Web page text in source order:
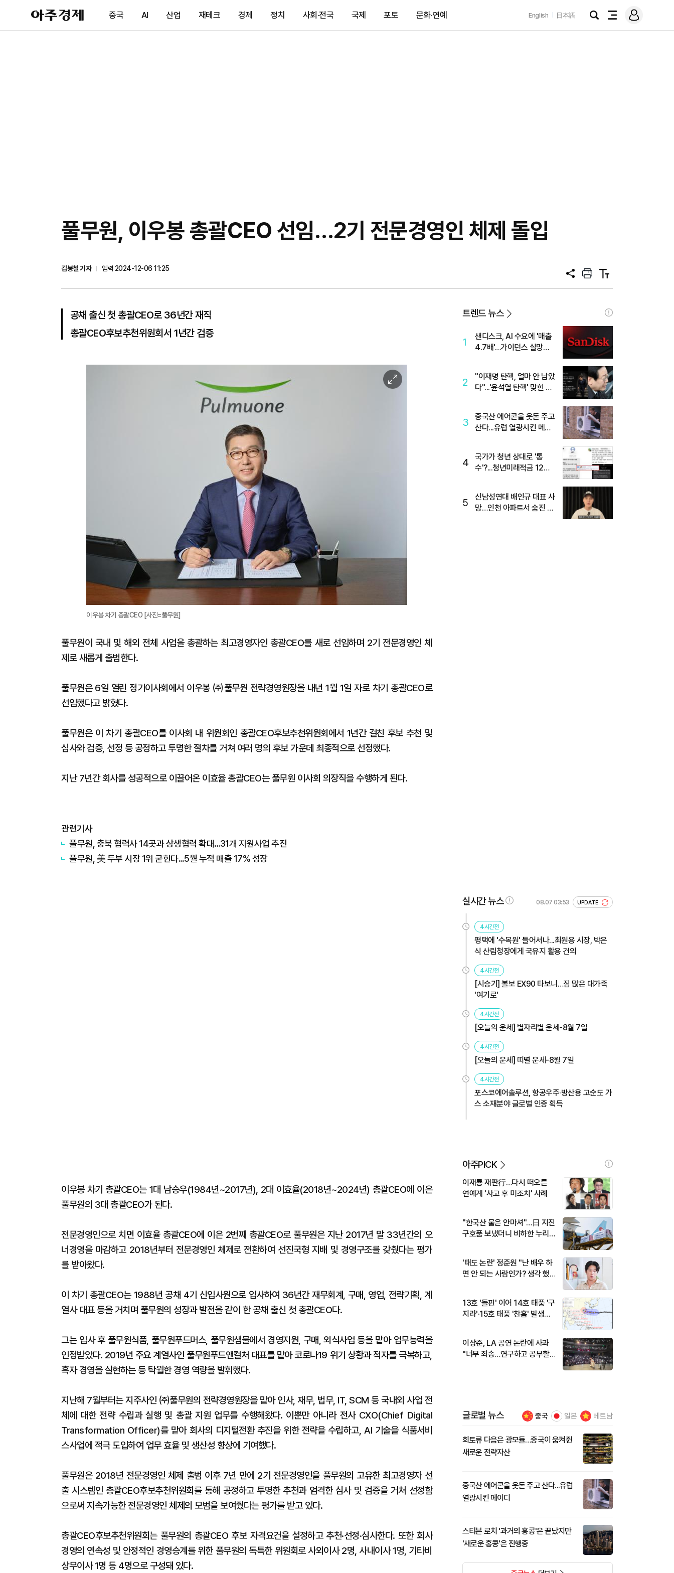
아
주
제
중국 AI 산업 재테크 경제 정치 사회·전국 국제 포토 문화·연예 English 日本語
검
전
메
그
풀무원, 이우봉 총괄CEO 선임…2기 전문경영인 체제 돌입
김봉철 기자
입력 2024-12-06 11:25
공
프
트
텍
트
공채 출신 첫 총괄CEO로 36년간 재직
총괄CEO후보추천위원회서 1년간 검증
이
미
이우봉 차기 총괄CEO [사진=풀무원]
풀무원이 국내 및 해외 전체 사업을 총괄하는 최고경영자인 총괄CEO를 새로 선임하며 2기 전문경영인 체
제로 새롭게 출범한다.
풀무원은 6일 열린 정기이사회에서 이우봉 ㈜풀무원 전략경영원장을 내년 1월 1일 자로 차기 총괄CEO로
선임했다고 밝혔다.
풀무원은 이 차기 총괄CEO를 이사회 내 위원회인 총괄CEO후보추천위원회에서 1년간 걸친 후보 추천 및
심사와 검증, 선정 등 공정하고 투명한 절차를 거쳐 여러 명의 후보 가운데 최종적으로 선정했다.
지난 7년간 회사를 성공적으로 이끌어온 이효율 총괄CEO는 풀무원 이사회 의장직을 수행하게 된다.
관련기사
풀무원, 충북 협력사 14곳과 상생협력 확대…31개 지원사업 추진
풀무원, 美 두부 시장 1위 굳힌다…5월 누적 매출 17% 성장
이우봉 차기 총괄CEO는 1대 남승우(1984년~2017년), 2대 이효율(2018년~2024년) 총괄CEO에 이은
풀무원의 3대 총괄CEO가 된다.
전문경영인으로 치면 이효율 총괄CEO에 이은 2번째 총괄CEO로 풀무원은 지난 2017년 말 33년간의 오
너경영을 마감하고 2018년부터 전문경영인 체제로 전환하여 선진국형 지배 및 경영구조를 갖췄다는 평가
를 받아왔다.
이 차기 총괄CEO는 1988년 공채 4기 신입사원으로 입사하여 36년간 재무회계, 구매, 영업, 전략기획, 계
열사 대표 등을 거치며 풀무원의 성장과 발전을 같이 한 공채 출신 첫 총괄CEO다.
그는 입사 후 풀무원식품, 풀무원푸드머스, 풀무원샘물에서 경영지원, 구매, 외식사업 등을 맡아 업무능력을
인정받았다. 2019년 주요 계열사인 풀무원푸드앤컬처 대표를 맡아 코로나19 위기 상황과 적자를 극복하고,
흑자 경영을 실현하는 등 탁월한 경영 역량을 발휘했다.
지난해 7월부터는 지주사인 ㈜풀무원의 전략경영원장을 맡아 인사, 재무, 법무, IT, SCM 등 국내외 사업 전
체에 대한 전략 수립과 실행 및 총괄 지원 업무를 수행해왔다. 이뿐만 아니라 전사 CXO(Chief Digital
Transformation Officer)를 맡아 회사의 디지털전환 추진을 위한 전략을 수립하고, AI 기술을 식품서비
스사업에 적극 도입하여 업무 효율 및 생산성 향상에 기여했다.
풀무원은 2018년 전문경영인 체제 출범 이후 7년 만에 2기 전문경영인을 풀무원의 고유한 최고경영자 선
출 시스템인 총괄CEO후보추천위원회를 통해 공정하고 투명한 추천과 엄격한 심사 및 검증을 거쳐 선정함
으로써 지속가능한 전문경영인 체제의 모범을 보여줬다는 평가를 받고 있다.
총괄CEO후보추천위원회는 풀무원의 총괄CEO 후보 자격요건을 설정하고 추천·선정·심사한다. 또한 회사
경영의 연속성 및 안정적인 경영승계를 위한 풀무원의 독특한 위원회로 사외이사 2명, 사내이사 1명, 기타비
상무이사 1명 등 4명으로 구성돼 있다.
트렌드 뉴스
1
샌디스크, AI 수요에 '매출
4.7배'…가이던스 실망에
2
"이재명 탄핵, 얼마 안 남았
다"...'윤석열 탄핵' 맞힌 무
3
중국산 에어콘을 웃돈 주고
산다...유럽 열광시킨 메이
4
국가가 청년 상대로 '통
수'?...청년미래적금 12%
5
신남성연대 배인규 대표 사
망…인천 아파트서 숨진 채
실시간 뉴스 08.07 03:53 UPDATE
4시간전
평택에 '수목원' 들어서나...최원용 시장, 박은
식 산림청장에게 국유지 활용 건의
4시간전
[시승기] 볼보 EX90 타보니…짐 많은 대가족
'여기로'
4시간전
[오늘의 운세] 별자리별 운세-8월 7일
4시간전
[오늘의 운세] 띠별 운세-8월 7일
4시간전
포스코에어솔루션, 항공우주·방산용 고순도 가
스 소재분야 글로벌 인증 획득
아주PICK
이재룡 재판行…다시 떠오른
연예계 '사고 후 미조치' 사례
"한국산 물은 안마셔"…日 지진
구호품 보냈더니 비하한 누리
'태도 논란' 정준원 "난 배우 하
면 안 되는 사람인가? 생각 했
13호 '돌핀' 이어 14호 태풍 '구
지라'·15호 태풍 '찬홈' 발생…
이상준, LA 공연 논란에 사과
"너무 죄송…연구하고 공부할
글로벌 뉴스 중국 일본 베트남
희토류 다음은 광모듈…중국이 움켜쥔
새로운 전략자산
중국산 에어콘을 웃돈 주고 산다...유럽
열광시킨 메이디
스티븐 로치 '과거의 홍콩'은 끝났지만
'새로운 홍콩'은 진행중